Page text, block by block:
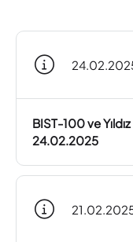
BIST-100 ve
24.02.2025